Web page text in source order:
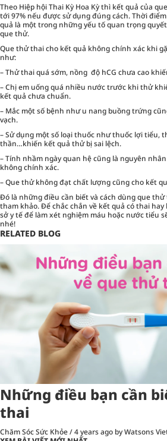
Theo Hiệp hội Thai Kỳ Hoa Kỳ thì kết quả của
tới 97% nếu được sử dụng đúng cách. Thời
quả là một trong những yếu tố quan trọng
que thử.
Que thử thai cho kết quả không chính xác khi
như:
– Thử thai quá sớm, nồng độ hCG chưa cao
– Chị em uống quá nhiều nước trước khi thử
kết quả chưa chuẩn.
– Mắc một số bệnh như u nang buồng trứng
vạch.
– Sử dụng một số loại thuốc như thuốc lợi tiểu,
thần…khiến kết quả thử bị sai lệch.
– Tính nhầm ngày quan hệ cũng là nguyên
không chính xác.
– Que thử không đạt chất lượng cũng cho kết
Đó là những điều cần biết và cách dùng que thử
tham khảo. Để chắc chắn về kết quả có thai
sở y tế để làm xét nghiệm máu hoặc nước tiểu
nhé!
RELATED BLOG
Những điều bạn cần
thai
Chăm Sóc Sức Khỏe/4 years ago by Watsons